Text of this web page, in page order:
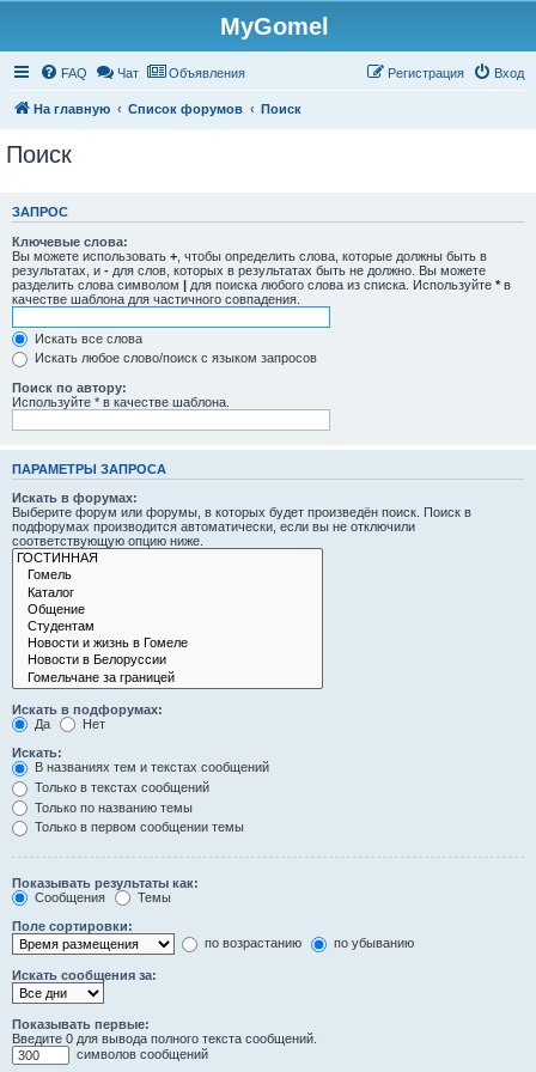
MyGomel
FAQ Чат Объявления Вход
Регистрация
На главную Список форумов Поиск
Поиск
ЗАПРОС
Ключевые слова:
Вы можете использовать + , чтобы определить слова, которые должны быть в
результатах, и - для слов, которых в результатах быть не должно. Вы можете
разделить слова символом | для поиска любого слова из списка. Используйте * в
качестве шаблона для частичного совпадения.
Искать все слова
Искать любое слово/поиск с языком запросов
Поиск по автору:
Используйте * в качестве шаблона.
ПАРАМЕТРЫ ЗАПРОСА
Искать в форумах:
Выберите форум или форумы, в которых будет произведён поиск. Поиск в
подфорумах производится автоматически, если вы не отключили
соответствующую опцию ниже.
Искать в подфорумах:
Да
Нет
Искать:
В названиях тем и текстах сообщений
Только в текстах сообщений
Только по названию темы
Только в первом сообщении темы
Показывать результаты как:
Сообщения
Темы
Поле сортировки:
по возрастанию
по убыванию
Искать сообщения за:
Показывать первые:
Введите 0 для вывода полного текста сообщений.
символов сообщений